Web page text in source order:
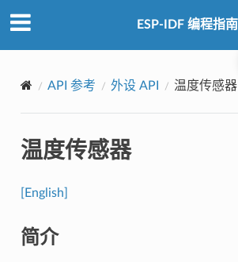
ESP-IDF 编程指南
API 参考 外设 API 温度传感器
温度传感器
[English]
简介